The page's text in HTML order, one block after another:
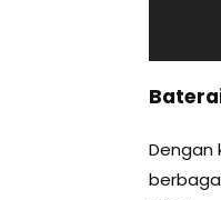
Dengan